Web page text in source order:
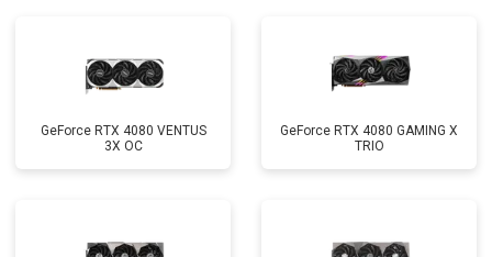
GeForce RTX 4080 VENTUS
3X OC
GeForce RTX 4080 GAMING X
TRIO